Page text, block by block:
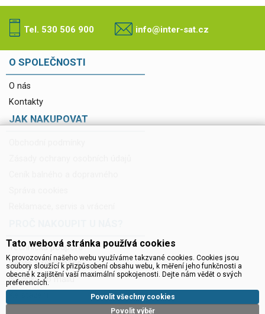
Tel. 530 506 900 info@inter-sat.cz
O SPOLEČNOSTI
O nás
Kontakty
JAK NAKUPOVAT
Technická podpora
Servis a reklamace
Novinky do mailu
Tato webová stránka používá cookies
K provozování našeho webu využíváme takzvané cookies. Cookies jsou
soubory sloužící k přizpůsobení obsahu webu, k měření jeho funkčnosti a
obecně k zajištění vaší maximální spokojenosti. Dejte nám vědět o svých
preferencích.
Povolit výběr
Povolit všechny cookies